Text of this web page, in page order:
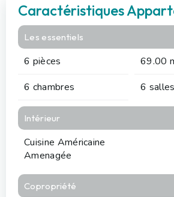
Caractéristiques
Les essentiels
6 pièces
69.00
6 chambres
6
Intérieur
Cuisine Américaine
Amenagée
Copropriété